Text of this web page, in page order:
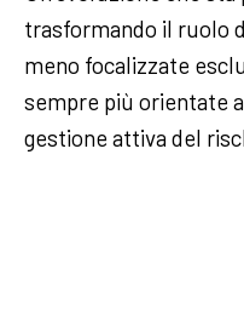
trasformando il ruolo
meno focalizzate
sempre più orientate
gestione attiva del